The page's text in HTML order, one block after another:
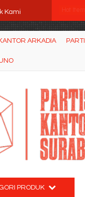
Kami Hot
ARKADIA
PRODUK